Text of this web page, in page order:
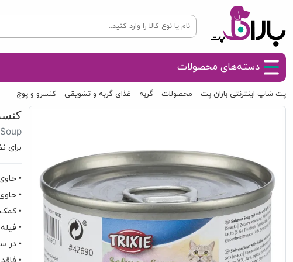
دسته‌های محصولات
پت شاپ اینترنتی باران پت محصولات گربه غذای گربه و تشویقی کنسرو و پوچ
برای
•
•
• کمک
•
• در